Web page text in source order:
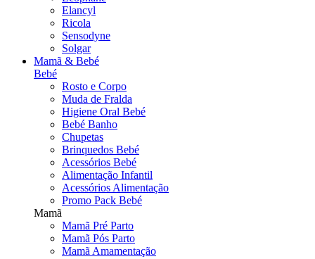
Elancyl
Ricola
Sensodyne
Solgar
Mamã & Bebé
Bebé
Rosto e Corpo
Muda de Fralda
Higiene Oral Bebé
Bebé Banho
Chupetas
Brinquedos Bebé
Acessórios Bebé
Alimentação Infantil
Acessórios Alimentação
Promo Pack Bebé
Mamã
Mamã Pré Parto
Mamã Pós Parto
Mamã Amamentação